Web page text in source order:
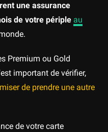
une assurance
de votre périple au
Premium ou Gold
important de vérifier,
de prendre une autre
de votre carte